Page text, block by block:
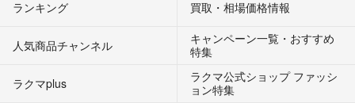
ランキング 買取・相場価格情報
人気商品チャンネル
キャンペーン一覧・おすすめ
特集
ラクマplus
ラクマ公式ショップ ファッシ
ョン特集